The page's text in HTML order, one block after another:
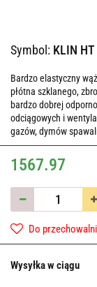
Symbol: KLIN HT
Bardzo elastyczny
płótna szklanego,
bardzo dobrej
odciągowych i
gazów, dymów
1567.97
Do przechowalni
Wysyłka w ciągu